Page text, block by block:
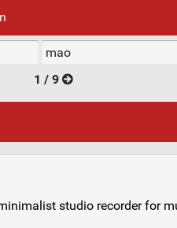
1 / 9
studio recorder for